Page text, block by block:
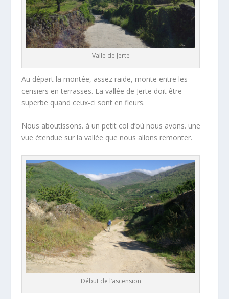
Valle de Jerte
Au départ la montée, assez raide, monte entre les
cerisiers en terrasses. La vallée de Jerte doit être
superbe quand ceux-ci sont en fleurs.
Nous aboutissons. à un petit col d’où nous avons. une
vue étendue sur la vallée que nous allons remonter.
Début de l’ascension